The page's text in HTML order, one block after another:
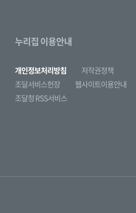
누리집 이용안내
개인정보처리방침
저작권정책
조달서비스헌장
웹사이트이용안내
조달청 RSS서비스